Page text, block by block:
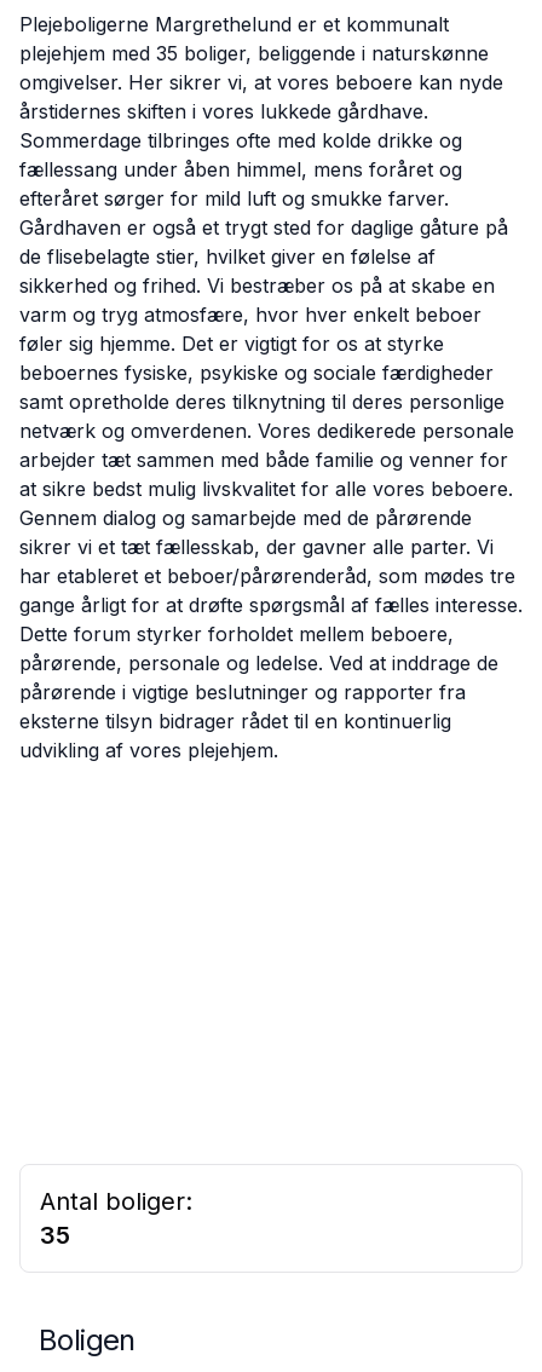
Plejeboligerne Margrethelund er et kommunalt
plejehjem med 35 boliger, beliggende i naturskønne
omgivelser. Her sikrer vi, at vores beboere kan nyde
årstidernes skiften i vores lukkede gårdhave.
Sommerdage tilbringes ofte med kolde drikke og
fællessang under åben himmel, mens foråret og
efteråret sørger for mild luft og smukke farver.
Gårdhaven er også et trygt sted for daglige gåture på
de flisebelagte stier, hvilket giver en følelse af
sikkerhed og frihed. Vi bestræber os på at skabe en
varm og tryg atmosfære, hvor hver enkelt beboer
føler sig hjemme. Det er vigtigt for os at styrke
beboernes fysiske, psykiske og sociale færdigheder
samt opretholde deres tilknytning til deres personlige
netværk og omverdenen. Vores dedikerede personale
arbejder tæt sammen med både familie og venner for
at sikre bedst mulig livskvalitet for alle vores beboere.
Gennem dialog og samarbejde med de pårørende
sikrer vi et tæt fællesskab, der gavner alle parter. Vi
har etableret et beboer/pårørenderåd, som mødes tre
gange årligt for at drøfte spørgsmål af fælles interesse.
Dette forum styrker forholdet mellem beboere,
pårørende, personale og ledelse. Ved at inddrage de
pårørende i vigtige beslutninger og rapporter fra
eksterne tilsyn bidrager rådet til en kontinuerlig
udvikling af vores plejehjem.
Antal boliger:
35
Boligen